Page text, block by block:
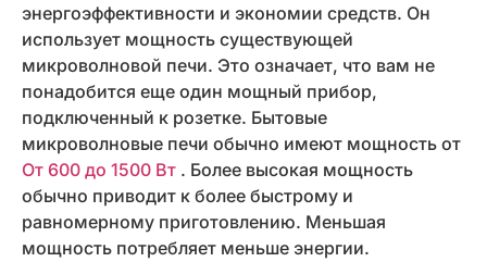
энергоэффективности и экономии средств. Он
использует мощность существующей
микроволновой печи. Это означает, что вам не
понадобится еще один мощный прибор,
подключенный к розетке. Бытовые
микроволновые печи обычно имеют мощность от
От 600 до 1500 Вт . Более высокая мощность
обычно приводит к более быстрому и
равномерному приготовлению. Меньшая
мощность потребляет меньше энергии.